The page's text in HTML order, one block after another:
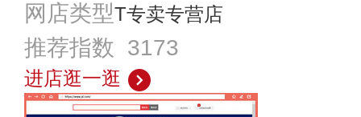
网店类型T专卖专营店
推荐指数 3173
进店逛一逛